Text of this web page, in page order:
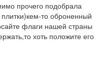
прочего подобрала
то оброненный
флаги нашей страны
хоть положите его